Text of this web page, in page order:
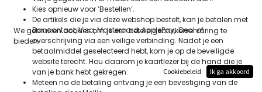
Kies opnieuw voor ‘Bestellen’.
De artikels die je via deze webshop bestelt, kan je betalen met
Bancontact, Visa, Mastercard, ApplePay, iDeal of
overschrijving via een veilige verbinding. Nadat je een
betaalmiddel geselecteerd hebt, kom je op de beveiligde
website terecht. Hou daarom je kaartlezer bij de hand die je
van je bank hebt gekregen.
Meteen na de betaling ontvang je een bevestiging van de
We gebruiken cookies om je een betere gebruikerservaring te
bieden.
Cookiebeleid Ik ga akkoord